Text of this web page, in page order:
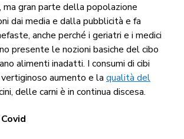
ma gran parte della popolazione
dai media e dalla pubblicità e fa
anche perché i geriatri e i medici
presente le nozioni basiche del cibo
alimenti inadatti. I consumi di cibi
aumento e la qualità del
delle carni è in continua discesa.